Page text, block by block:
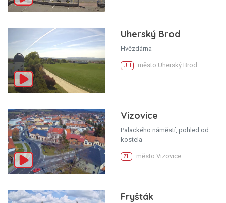
Uherský Brod
Hvězdárna
UH město Uherský Brod
Vizovice
Palackého náměstí, pohled od
kostela
ZL město Vizovice
Fryšták